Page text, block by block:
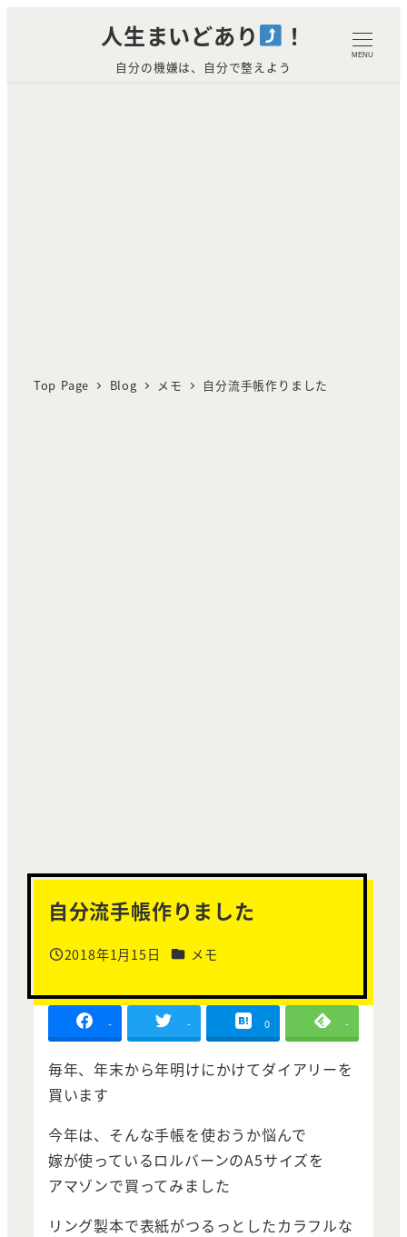
人生まいどあり ！
自分の機嫌は、自分で整えよう
MENU
Top Page Blog メモ 自分流手帳作りました
自分流手帳作りました
投稿日
2018年1月15日 カテゴリー
メモ
- - 0 -
毎年、年末から年明けにかけてダイアリーを
買います
今年は、そんな手帳を使おうか悩んで
嫁が使っているロルバーンのA5サイズを
アマゾンで買ってみました
リング製本で表紙がつるっとしたカラフルな